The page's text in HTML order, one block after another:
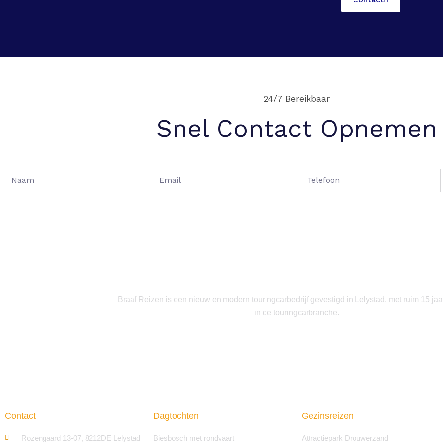
24/7 Bereikbaar
Snel Contact Opnemen
Braaf Reizen is een nieuw en modern touringcarbedrijf gevestigd in Lelystad, met ruim 15
in de touringcarbranche.
Contact
Rozengaard 13-07, 8212DE Lelystad
Dagtochten
Biesbosch met rondvaart
Gezinsreizen
Attractiepark Drouwerzand